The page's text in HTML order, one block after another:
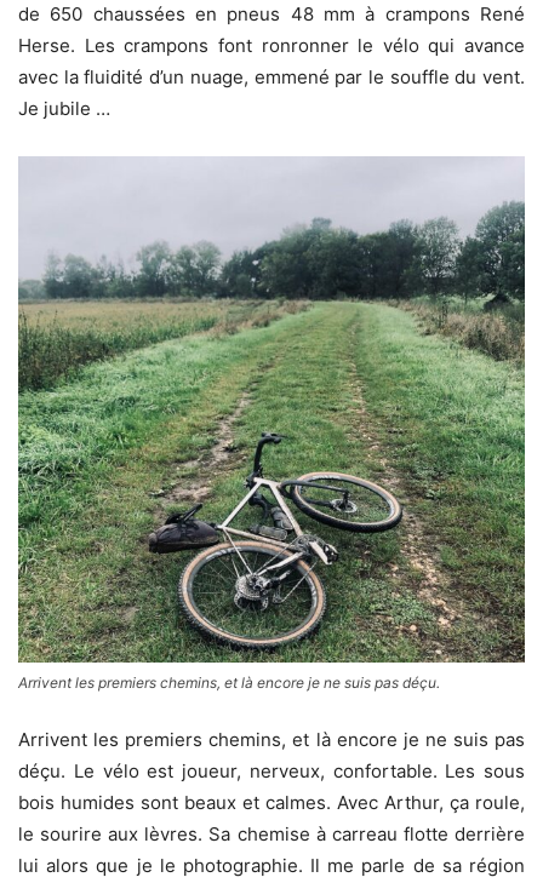
de 650 chaussées en pneus 48 mm à crampons René
Herse. Les crampons font ronronner le vélo qui avance
avec la fluidité d’un nuage, emmené par le souffle du vent.
Je jubile …
Arrivent les premiers chemins, et là encore je ne suis pas déçu.
Arrivent les premiers chemins, et là encore je ne suis pas
déçu. Le vélo est joueur, nerveux, confortable. Les sous
bois humides sont beaux et calmes. Avec Arthur, ça roule,
le sourire aux lèvres. Sa chemise à carreau flotte derrière
lui alors que je le photographie. Il me parle de sa région